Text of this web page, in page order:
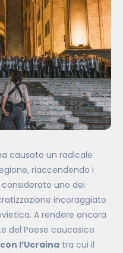
causato un radicale
riaccendendo i
uno dei
incoraggiato
A rendere ancora
del Paese caucasico
l’Ucraina tra cui il